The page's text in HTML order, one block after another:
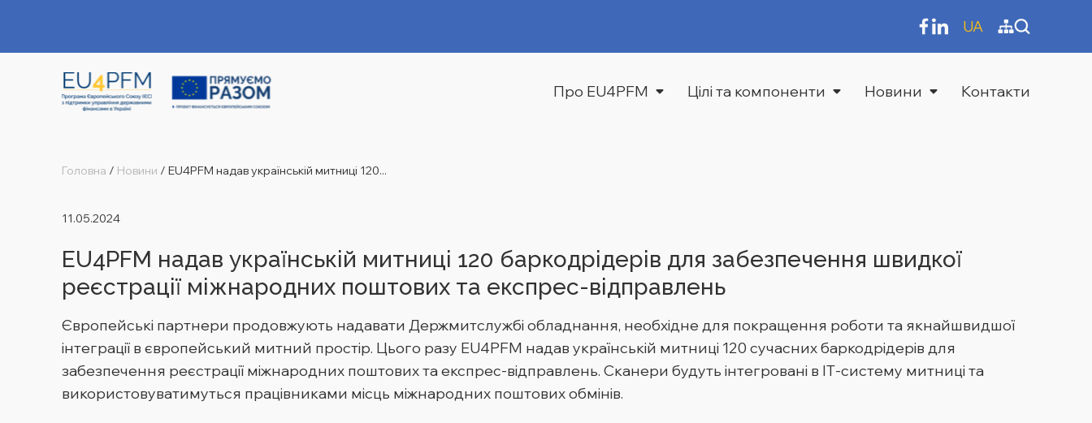
UA
Про EU4PFM Цілі та компоненти Новини Контакти
Головна / Новини / EU4PFM надав українській митниці 120...
11.05.2024
EU4PFM надав українській митниці 120 баркодрідерів для забезпечення швидкої
реєстрації міжнародних поштових та експрес-відправлень
Європейські партнери продовжують надавати Держмитслужбі обладнання, необхідне для покращення роботи та якнайшвидшої
інтеграції в європейський митний простір. Цього разу EU4PFM надав українській митниці 120 сучасних баркодрідерів для
забезпечення реєстрації міжнародних поштових та експрес-відправлень. Сканери будуть інтегровані в ІТ-систему митниці та
використовуватимуться працівниками місць міжнародних поштових обмінів.